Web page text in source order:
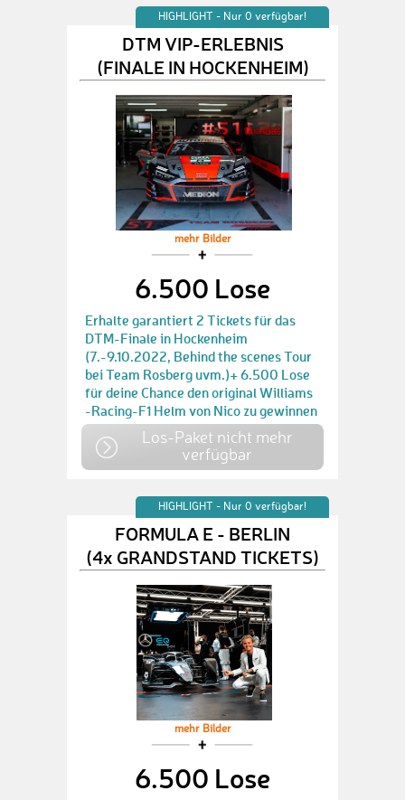
HIGHLIGHT - Nur 0 verfügbar!
DTM VIP-ERLEBNIS
(FINALE IN HOCKENHEIM)
mehr Bilder
6.500 Lose
Erhalte garantiert 2 Tickets für das
DTM-Finale in Hockenheim
(7.-9.10.2022, Behind the scenes Tour
bei Team Rosberg uvm.)+ 6.500 Lose
für deine Chance den original Williams
-Racing-F1 Helm von Nico zu gewinnen
Los-Paket nicht mehr
verfügbar
HIGHLIGHT - Nur 0 verfügbar!
FORMULA E - BERLIN
(4x GRANDSTAND TICKETS)
mehr Bilder
6.500 Lose